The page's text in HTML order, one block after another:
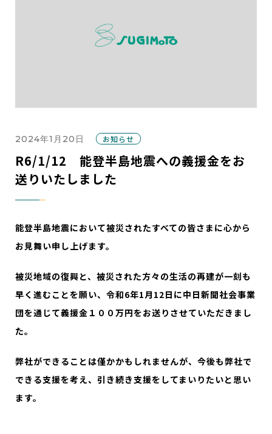
2024年1月20日 お知らせ
R6/1/12 能登半島地震への義援金をお
送りいたしました
能登半島地震において被災されたすべての皆さまに心から
お見舞い申し上げます。
被災地域の復興と、被災された方々の生活の再建が一刻も
早く進むことを願い、令和6年1月12日に中日新聞社会事業
団を通じて義援金１００万円をお送りさせていただきまし
た。
弊社ができることは僅かかもしれませんが、今後も弊社で
できる支援を考え、引き続き支援をしてまいりたいと思い
ます。